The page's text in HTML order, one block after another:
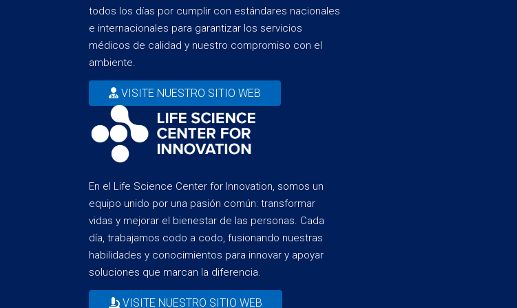
todos los días por cumplir con estándares nacionales
e internacionales para garantizar los servicios
médicos de calidad y nuestro compromiso con el
ambiente.
VISITE NUESTRO SITIO WEB
En el Life Science Center for Innovation, somos un
equipo unido por una pasión común: transformar
vidas y mejorar el bienestar de las personas. Cada
día, trabajamos codo a codo, fusionando nuestras
habilidades y conocimientos para innovar y apoyar
soluciones que marcan la diferencia.
VISITE NUESTRO SITIO WEB